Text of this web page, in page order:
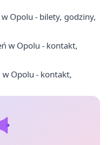
Opolu - bilety, godziny,
w Opolu - kontakt,
Opolu - kontakt,